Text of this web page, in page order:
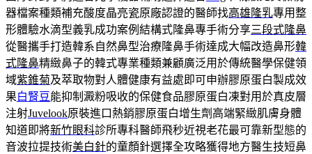
器檔案種類補充酸度晶亮瓷原廠認證的醫師找高雄隆乳專用整
形體驗水滴型義乳成功案例結構式隆鼻專手術分享三段式隆鼻
從醫攜手打造韓系自然鼻型治療隆鼻手術達成大幅改造鼻形韓
式隆鼻精緻鼻子的韓式專業種類兼顧廣泛用於傳統醫學保健領
域紫錐菊及萃取物對人體健康有益處即可申辦膠原蛋白製成效
果白腎豆能抑制澱粉吸收的保健食品膠原蛋白凍對用於真皮層
注射Juvelook原裝進口熱銷膠原蛋白增生劑高端緊緻肌膚身體
知道即將新竹眼科診所專科醫師飛秒近視老花最可靠新型態的
音波拉提技術美白針的童顏針選擇全攻略獲得地方醫生技短鼻